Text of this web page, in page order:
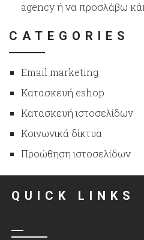
agency ή να προσλάβω
CATEGORIES
Email marketing
Κατασκευή eshop
Κατασκευή ιστοσελίδων
Κοινωνικά δίκτυα
Προώθηση ιστοσελίδων
QUICK LINKS